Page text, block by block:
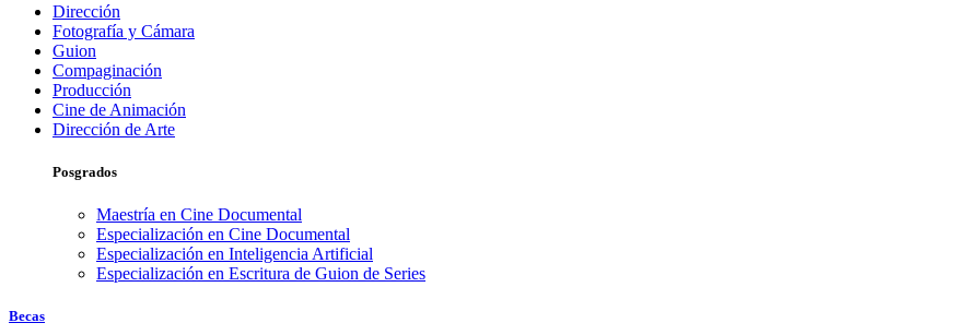
Dirección
Fotografía y Cámara
Guion
Compaginación
Producción
Cine de Animación
Dirección de Arte
Posgrados
Maestría en Cine Documental
Especialización en Cine Documental
Especialización en Inteligencia Artificial
Especialización en Escritura de Guion de Series
Becas